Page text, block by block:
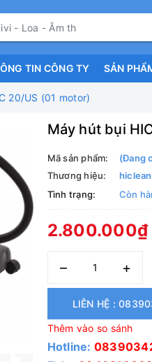
TIN CÔNG TY SẢN
20/US (01 motor)
Máy hút bụi
Mã sản phẩm:
(Đang
Thương hiệu:
hiclean
Tình trạng:
Còn
2.800.000₫
– +
LIÊN HỆ :
Thêm vào so sánh
Hotline: